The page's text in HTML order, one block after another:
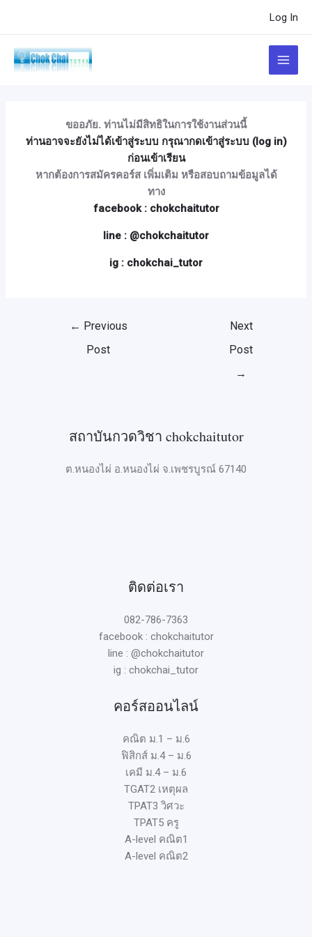
Log In
Main
Menu
ขออภัย. ท่านไม่มีสิทธิในการใช้งานส่วนนี้
ท่านอาจจะยังไม่ได้เข้าสู่ระบบ กรุณากดเข้าสู่ระบบ (log in)
ก่อนเข้าเรียน
หากต้องการสมัครคอร์ส เพิ่มเติม หรือสอบถามข้อมูลได้
ทาง
facebook : chokchaitutor
line : @chokchaitutor
ig : chokchai_tutor
← Previous
Post
Next
Post
→
สถาบันกวดวิชา chokchaitutor
ต.หนองไผ่ อ.หนองไผ่ จ.เพชรบูรณ์ 67140
ติดต่อเรา
082-786-7363
facebook : chokchaitutor
line : @chokchaitutor
ig : chokchai_tutor
คอร์สออนไลน์
คณิต ม.1 – ม.6
ฟิสิกส์ ม.4 – ม.6
เคมี ม.4 – ม.6
TGAT2 เหตุผล
TPAT3 วิศวะ
TPAT5 ครู
A-level คณิต1
A-level คณิต2